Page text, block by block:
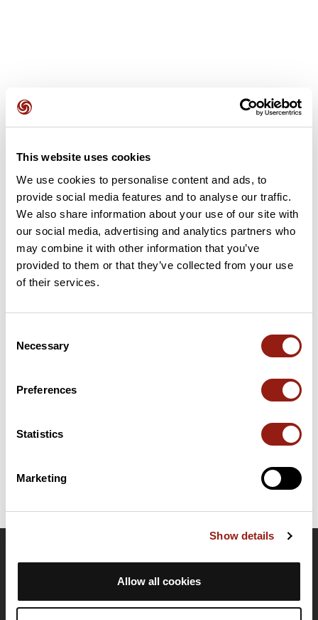
This website uses cookies
We use cookies to personalise content and ads, to
provide social media features and to analyse our traffic.
We also share information about your use of our site with
our social media, advertising and analytics partners who
may combine it with other information that you’ve
provided to them or that they’ve collected from your use
of their services.
Selection
Necessary
Preferences
Statistics
Marketing
Show details
Allow all cookies
Avis des utilisateurs
Soyez le premier à ajouter un avis !
Ajouter un avis
Découvrez ce parcours de vélo de 3,9 km à proximité de
Dernière modification de la fiche parcours: 5 décembre 2017 à 16:16:05.
OpenRunner
Carrières